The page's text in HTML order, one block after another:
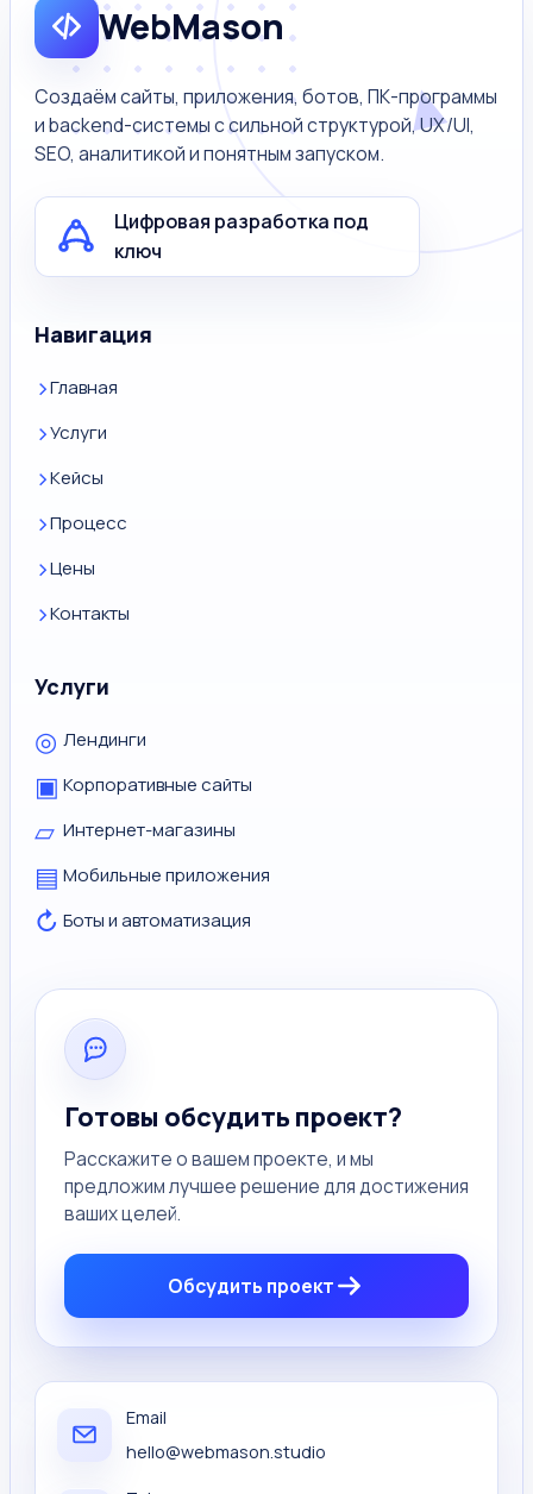
WebMason
Создаём сайты, приложения, ботов, ПК-программы
и backend-системы с сильной структурой, UX/UI,
SEO, аналитикой и понятным запуском.
Цифровая разработка под
ключ
Навигация
Главная
Услуги
Кейсы
Процесс
Цены
Контакты
Услуги
◎ Лендинги
▣ Корпоративные сайты
▱ Интернет-магазины
▤ Мобильные приложения
↻ Боты и автоматизация
Готовы обсудить проект?
Расскажите о вашем проекте, и мы
предложим лучшее решение для достижения
ваших целей.
Обсудить проект
Email
hello@webmason.studio